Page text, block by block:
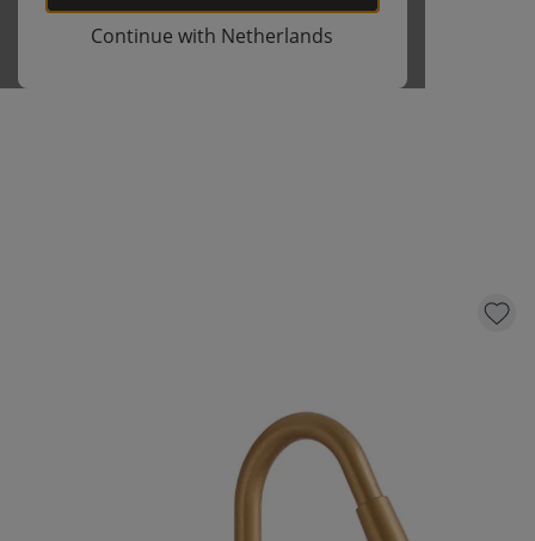
Continue with Netherlands